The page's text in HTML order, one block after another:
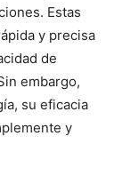
Estas
y precisa
de
embargo,
su eficacia
y